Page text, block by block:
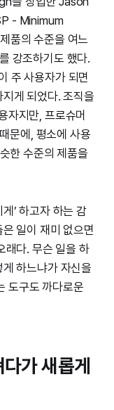
- Minimum
품의 수준을 여느
강조하기도 했다.
주 사용자가 되면
게 되었다. 조직을
자지만, 프로슈머
문에, 평소에 사용
한 수준의 제품을
’ 하고자 하는 감
일이 재미 없으면
래다. 무슨 일을 하
하느냐가 자신을
도구도 까다로운
가 새롭게